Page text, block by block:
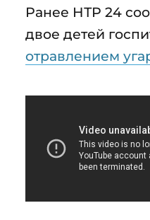
Ранее НТР 24
двое детей
отравлением